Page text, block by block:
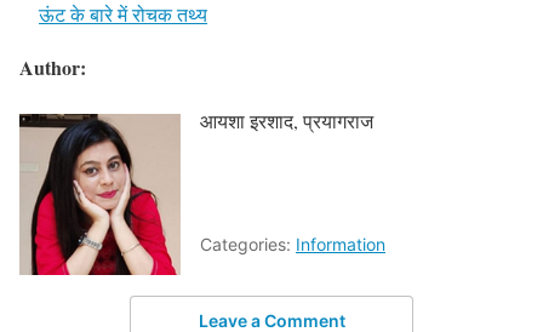
ऊंट के बारे में रोचक तथ्य
Author:
आयशा इरशाद, प्रयागराज
Categories: Information
Leave a Comment